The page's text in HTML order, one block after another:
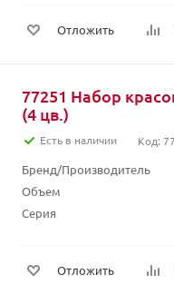
Отложить
77251 Набор
(4 цв.)
Есть в наличии Код:
Бренд/Производитель
Объем
Серия
Отложить